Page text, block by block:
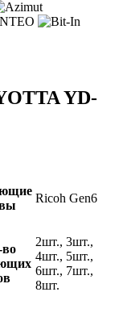
YD-
Ricoh Gen6
2шт., 3шт.,
4шт., 5шт.,
6шт., 7шт.,
8шт.